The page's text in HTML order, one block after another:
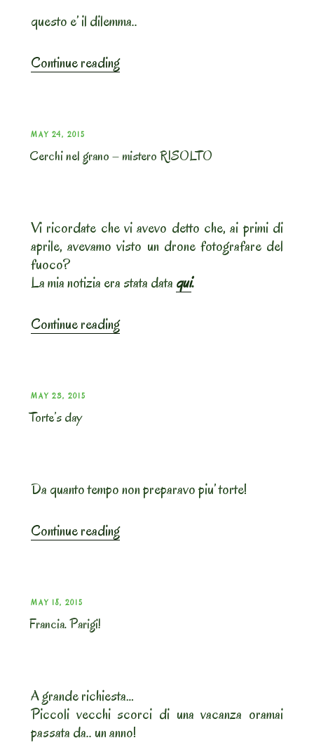
questo e’ il dilemma..
Continue reading“Sogliola
POSTED
ON
MAY 24, 2015
Cerchi nel grano – mistero RISOLTO
Vi ricordate che vi avevo detto che, ai primi di
aprile, avevamo visto un drone fotografare del
fuoco?
La mia notizia era stata data qui.
Continue reading“Cerchi
POSTED
ON
MAY 23, 2015
Torte’s day
Da quanto tempo non preparavo piu’ torte!
Continue reading“Torte’s
POSTED
ON
MAY 18, 2015
Francia. Parigi!
A grande richiesta…
Piccoli vecchi scorci di una vacanza oramai
passata da.. un anno!